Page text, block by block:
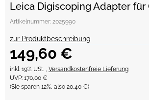
Leica Digiscoping Adapter für
Artikelnummer: 2025990
zur Produktbeschreibung
149,60 €
inkl. 19% USt. , Versandkostenfreie Lieferung
UVP: 170,00 €
(Sie sparen 12%, also 20,40 €)